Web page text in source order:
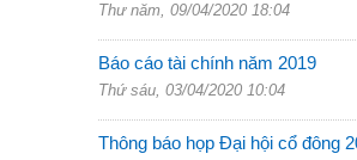
Thư năm, 09/04/2020 18:04
Báo cáo tài chính năm 2019
Thứ sáu, 03/04/2020 10:04
Thông báo họp Đại hội cổ đông